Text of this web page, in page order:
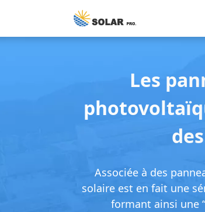
Les
Associée à des
solaire est en fait une
formant ainsi une